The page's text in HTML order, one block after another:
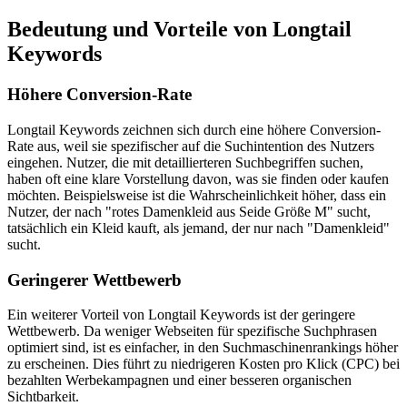
Bedeutung und Vorteile von Longtail
Keywords
Höhere Conversion-Rate
Longtail Keywords zeichnen sich durch eine höhere Conversion-
Rate aus, weil sie spezifischer auf die Suchintention des Nutzers
eingehen. Nutzer, die mit detaillierteren Suchbegriffen suchen,
haben oft eine klare Vorstellung davon, was sie finden oder kaufen
möchten. Beispielsweise ist die Wahrscheinlichkeit höher, dass ein
Nutzer, der nach "rotes Damenkleid aus Seide Größe M" sucht,
tatsächlich ein Kleid kauft, als jemand, der nur nach "Damenkleid"
sucht.
Geringerer Wettbewerb
Ein weiterer Vorteil von Longtail Keywords ist der geringere
Wettbewerb. Da weniger Webseiten für spezifische Suchphrasen
optimiert sind, ist es einfacher, in den Suchmaschinenrankings höher
zu erscheinen. Dies führt zu niedrigeren Kosten pro Klick (CPC) bei
bezahlten Werbekampagnen und einer besseren organischen
Sichtbarkeit.